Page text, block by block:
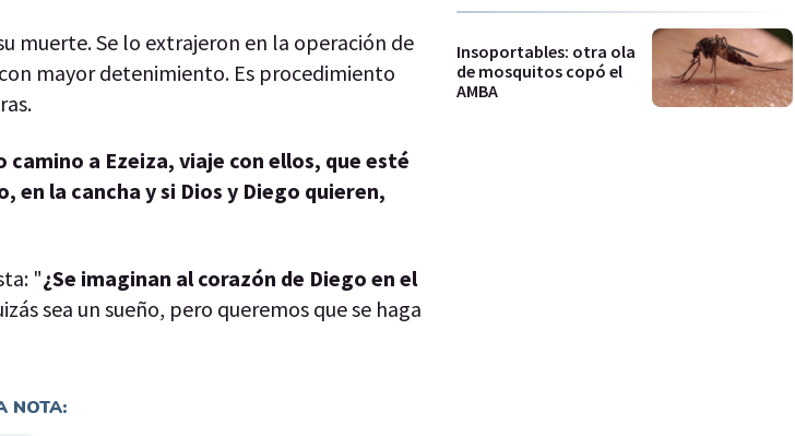
muerte. Se lo extrajeron en la operación de
mayor detenimiento. Es procedimiento
a Ezeiza, viaje con ellos, que esté
la cancha y si Dios y Diego quieren,
"¿Se imaginan al corazón de Diego en el
sea un sueño, pero queremos que se haga
NOTA:
Insoportables: otra ola
de mosquitos copó el
AMBA